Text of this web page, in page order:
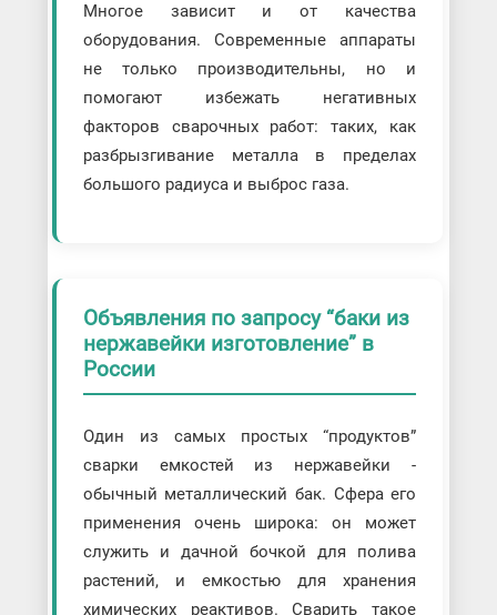
Многое зависит и от качества
оборудования. Современные аппараты
не только производительны, но и
помогают избежать негативных
факторов сварочных работ: таких, как
разбрызгивание металла в пределах
большого радиуса и выброс газа.
Объявления по запросу “баки из
нержавейки изготовление” в
России
Один из самых простых “продуктов”
сварки емкостей из нержавейки -
обычный металлический бак. Сфера его
применения очень широка: он может
служить и дачной бочкой для полива
растений, и емкостью для хранения
химических реактивов. Сварить такое